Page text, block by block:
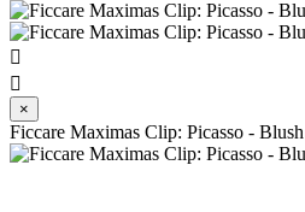


×
Ficcare Maximas Clip: Picasso - Blush